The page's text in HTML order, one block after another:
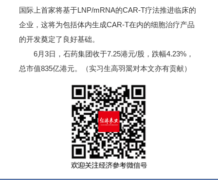
国际上首家将基于LNP/mRNA的CAR-T疗法推进临床的
企业，这将为包括体内生成CAR-T在内的细胞治疗产品
的开发奠定了良好基础。
6月3日，石药集团收于7.25港元/股，跌幅4.23%，
总市值835亿港元。（实习生高羽翯对本文亦有贡献）